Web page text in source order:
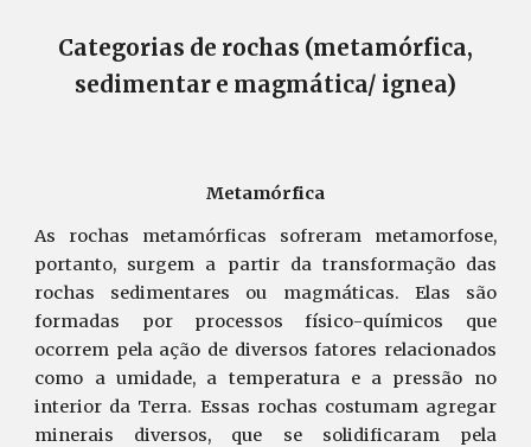
Categorias de rochas (metamórfica,
sedimentar e magmática/ ignea)
Metamórfica
As rochas metamórficas sofreram metamorfose,
portanto, surgem a partir da transformação das
rochas sedimentares ou magmáticas. Elas são
formadas por processos físico-químicos que
ocorrem pela ação de diversos fatores relacionados
como a umidade, a temperatura e a pressão no
interior da Terra. Essas rochas costumam agregar
minerais diversos, que se solidificaram pela